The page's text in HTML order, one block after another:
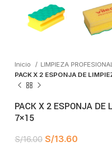
Inicio LIMPIEZA
PACK X 2 ESPONJA DE
PACK X 2 ESPONJA
7×15
S/16.00 S/13.60